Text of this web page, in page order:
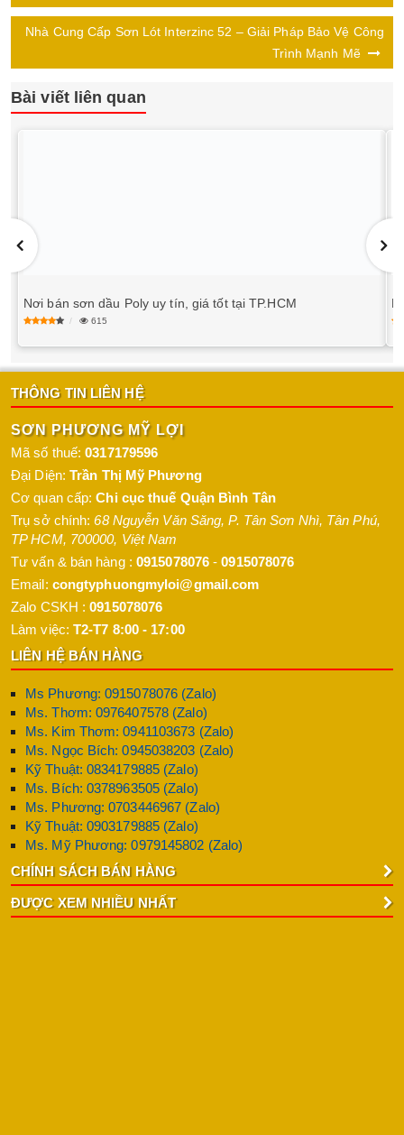
Nhà Cung Cấp Sơn Lót Interzinc 52 – Giải Pháp Bảo Vệ Công
Trình Mạnh Mẽ
Bài viết liên quan
Nơi bán sơn dầu Poly uy tín, giá tốt tại TP.HCM
615
THÔNG TIN LIÊN HỆ
SƠN PHƯƠNG MỸ LỢI
Mã số thuế:0317179596
Đại Diện: Trần Thị Mỹ Phương
Cơ quan cấp:Chi cục thuế Quận Bình Tân
Trụ sở chính:68 Nguyễn Văn Săng, P. Tân Sơn Nhì, Tân Phú,
TP HCM, 700000, Việt Nam
Tư vấn & bán hàng : 0915078076 -0915078076
Email: congtyphuongmyloi@gmail.com
Zalo CSKH :0915078076
Làm việc: T2-T7 8:00 - 17:00
LIÊN HỆ BÁN HÀNG
Ms Phương: 0915078076 (Zalo)
Ms. Thơm: 0976407578 (Zalo)
Ms. Kim Thơm: 0941103673 (Zalo)
Ms. Ngọc Bích: 0945038203 (Zalo)
Kỹ Thuật: 0834179885 (Zalo)
Ms. Bích: 0378963505 (Zalo)
Ms. Phương: 0703446967 (Zalo)
Kỹ Thuật: 0903179885 (Zalo)
Ms. Mỹ Phương: 0979145802 (Zalo)
CHÍNH SÁCH BÁN HÀNG
ĐƯỢC XEM NHIỀU NHẤT